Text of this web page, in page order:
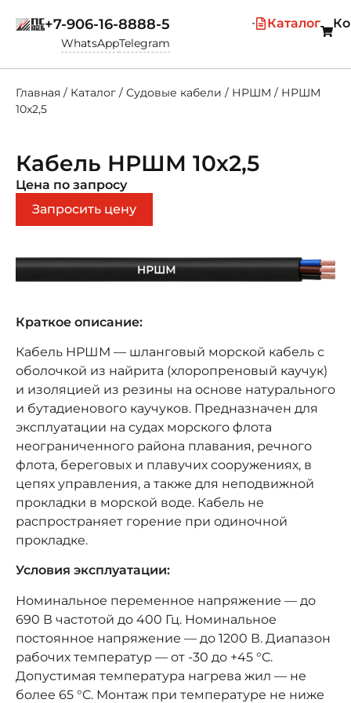
Каталог
+7-906-16-8888-5
WhatsAppTelegram
Главная / Каталог / Судовые кабели / НРШМ / НРШМ
10х2,5
Кабель НРШМ 10х2,5
Цена по запросу
Запросить цену
Краткое описание:
Кабель НРШМ — шланговый морской кабель с
оболочкой из найрита (хлоропреновый каучук)
и изоляцией из резины на основе натурального
и бутадиенового каучуков. Предназначен для
эксплуатации на судах морского флота
неограниченного района плавания, речного
флота, береговых и плавучих сооружениях, в
цепях управления, а также для неподвижной
прокладки в морской воде. Кабель не
распространяет горение при одиночной
прокладке.
Условия эксплуатации:
Номинальное переменное напряжение — до
690 В частотой до 400 Гц. Номинальное
постоянное напряжение — до 1200 В. Диапазон
рабочих температур — от -30 до +45 °C.
Допустимая температура нагрева жил — не
более 65 °C. Монтаж при температуре не ниже